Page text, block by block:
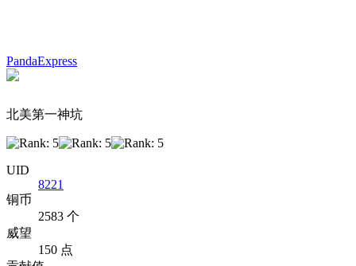
PandaExpress
北美第一神坑
UID
8221
铜币
2583 个
威望
150 点